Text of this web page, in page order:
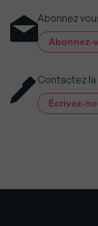
Abonnez
Abonnez-
Contactez
Écrivez-